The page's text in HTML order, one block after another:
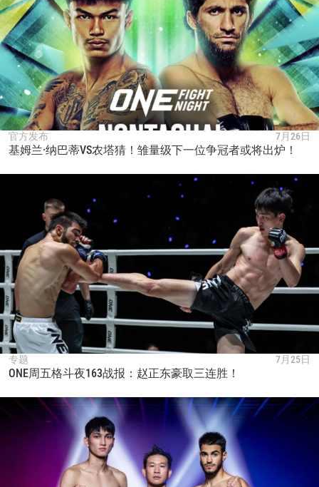
官方发布 7月26日
基姆兰·纳巴蒂VS农塔猜！雏量级下一位争冠者或将出炉！
专题 7月25日
ONE周五格斗夜163战报：赵正东豪取三连胜！